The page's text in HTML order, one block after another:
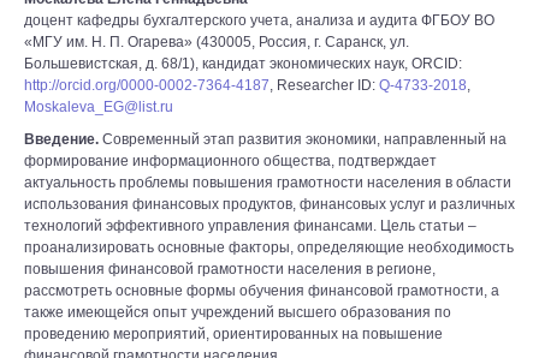
доцент кафедры бухгалтерского учета, анализа и аудита ФГБОУ ВО
«МГУ им. Н. П. Огарева» (430005, Россия, г. Саранск, ул.
Большевистская, д. 68/1), кандидат экономических наук, ORCID:
http://orcid.org/0000-0002-7364-4187, Researcher ID: Q-4733-2018,
Moskaleva_EG@list.ru
Введение. Современный этап развития экономики, направленный на
формирование информационного общества, подтверждает
актуальность проблемы повышения грамотности населения в области
использования финансовых продуктов, финансовых услуг и различных
технологий эффективного управления финансами. Цель статьи –
проанализировать основные факторы, определяющие необходимость
повышения финансовой грамотности населения в регионе,
рассмотреть основные формы обучения финансовой грамотности, а
также имеющейся опыт учреждений высшего образования по
проведению мероприятий, ориентированных на повышение